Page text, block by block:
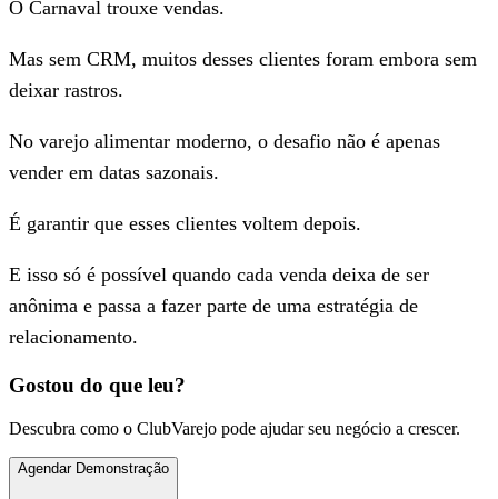
O Carnaval trouxe vendas.
Mas sem CRM, muitos desses clientes foram embora sem
deixar rastros.
No varejo alimentar moderno, o desafio não é apenas
vender em datas sazonais.
É garantir que esses clientes voltem depois.
E isso só é possível quando cada venda deixa de ser
anônima e passa a fazer parte de uma estratégia de
relacionamento.
Gostou do que leu?
Descubra como o ClubVarejo pode ajudar seu negócio a crescer.
Agendar Demonstração